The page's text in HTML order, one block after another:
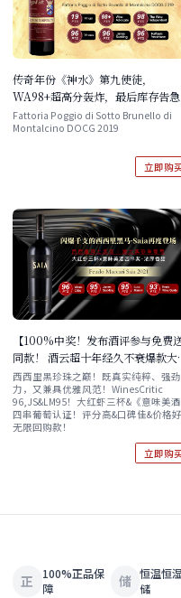
传奇年份《神水》第九使徒，
WA98+超高分轰炸，最后库存告急
Fattoria Poggio di Sotto Brunello di
Montalcino DOCG 2019
立即购
【100%中奖！发布酒评参与免费
同款！ 酒云超十年经久不衰爆款大
作】Feudo Maccari Saia 2021
支/双支/六支 现货速发！
西西里黑珍珠之巅！既真实纯粹、强
力，又兼具优雅风范！WinesCritic
96,JS&LM95！大红虾三杯&《意味美酒
四串葡萄认证！评分高&口碑佳&价格好
无限回购款！
立即购
正
100%正品保
障
储 恒温恒
储